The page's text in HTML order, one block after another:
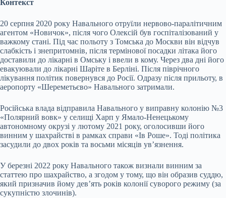
Контекст
20 серпня 2020 року Навального отруїли нервово-паралітичним
агентом «Новичок», після чого Олексій був госпіталізований у
важкому стані. Під час польоту з Томська до Москви він відчув
слабкість і знепритомнів, після термінової посадки літака його
доставили до лікарні в Омську і ввели в кому. Через два дні його
евакуювали до лікарні Шаріте в Берліні. Після піврічного
лікування політик повернувся до Росії. Одразу після прильоту, в
аеропорту «Шереметьєво» Навального затримали.
Російська влада відправила Навального у виправну колонію №3
«Полярний вовк» у селищі Харп у Ямало-Ненецькому
автономному окрузі у лютому 2021 року, оголосивши його
винним у шахрайстві в рамках справи «Ів Роше». Тоді політика
засудили до двох років та восьми місяців увʼязнення.
У березні 2022 року Навального також визнали винним за
статтею про шахрайство, а згодом у тому, що він образив суддю,
який призначив йому девʼять років колонії суворого режиму (за
сукупністю злочинів).